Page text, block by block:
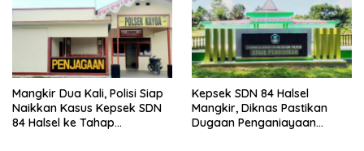
Mangkir Dua Kali, Polisi Siap
Naikkan Kasus Kepsek SDN
84 Halsel ke Tahap
Kepsek SDN 84 Halsel
Mangkir, Diknas Pastikan
Dugaan Penganiayaan